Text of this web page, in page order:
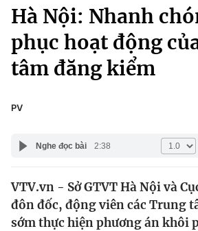
Chuyên mục
Chính trị
Thế giới
Pháp luật
Kinh tế
Thể thao
Truyền hình
Văn hóa - Giải trí
Giáo dục
Hà Nội: Nhanh
phục hoạt động
tâm đăng kiểm
PV
Nghe đọc bài 2:38
VTV.vn - Sở GTVT Hà Nội và
đôn đốc, động viên các Trung
sớm thực hiện phương án khôi